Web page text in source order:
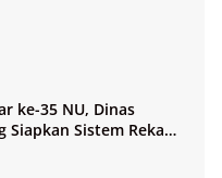
ke-35 NU, Dinas
Siapkan Sistem Rekam
Rakyat